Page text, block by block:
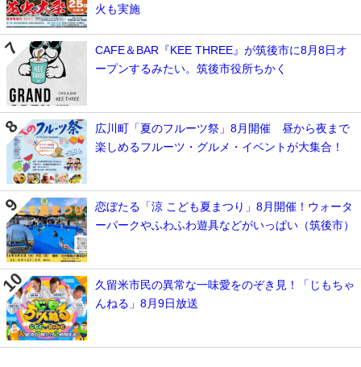
火も実施
CAFE＆BAR『KEE THREE』が筑後市に8月8日オ
ープンするみたい。筑後市役所ちかく
広川町「夏のフルーツ祭」8月開催 昼から夜まで
楽しめるフルーツ・グルメ・イベントが大集合！
恋ぼたる「涼 こども夏まつり」8月開催！ウォータ
ーパークやふわふわ遊具などがいっぱい（筑後市）
久留米市民の異常な一味愛をのぞき見！「じもちゃ
んねる」8月9日放送